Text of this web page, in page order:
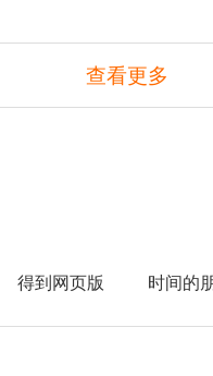
查看更多
得到网页版 时间的